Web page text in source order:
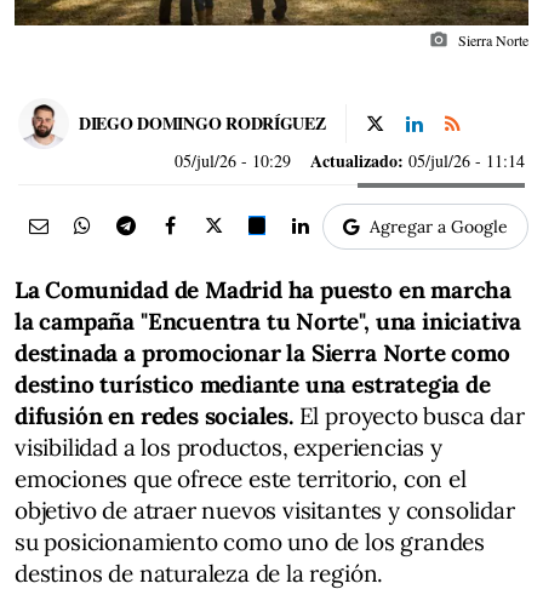
photo_camera Sierra Norte
DIEGO DOMINGO RODRÍGUEZ
05/jul/26 - 10:29 Actualizado: 05/jul/26 - 11:14
Agregar a Google
La Comunidad de Madrid ha puesto en marcha
la campaña "Encuentra tu Norte", una iniciativa
destinada a promocionar la Sierra Norte como
destino turístico mediante una estrategia de
difusión en redes sociales.El proyecto busca dar
visibilidad a los productos, experiencias y
emociones que ofrece este territorio, con el
objetivo de atraer nuevos visitantes y consolidar
su posicionamiento como uno de los grandes
destinos de naturaleza de la región.